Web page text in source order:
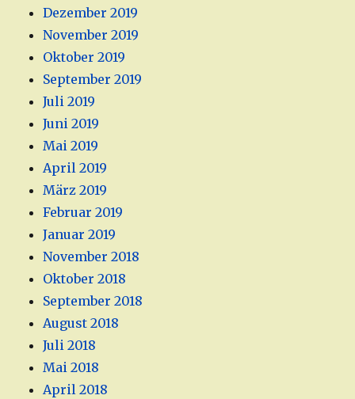
Dezember 2019
November 2019
Oktober 2019
September 2019
Juli 2019
Juni 2019
Mai 2019
April 2019
März 2019
Februar 2019
Januar 2019
November 2018
Oktober 2018
September 2018
August 2018
Juli 2018
Mai 2018
April 2018